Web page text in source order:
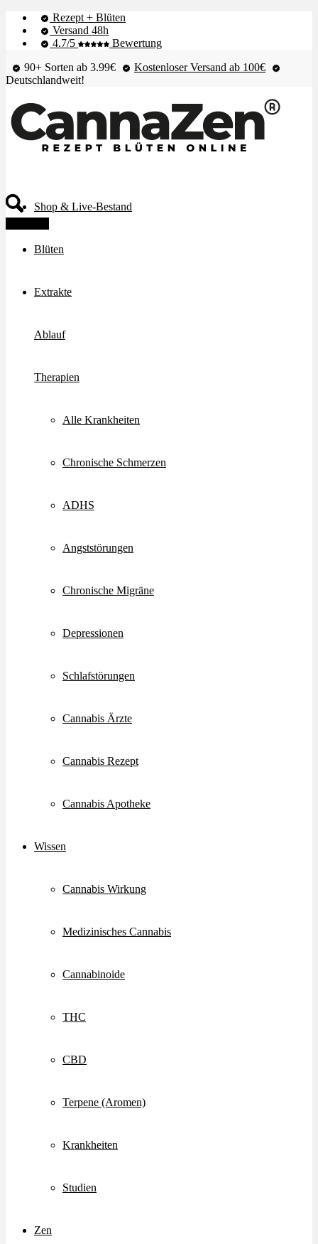
Rezept + Blüten
Versand 48h
4.7/5
Bewertung
90+ Sorten ab 3.99€
Kostenloser Versand ab 100€
Deutschlandweit!
Shop & Live-Bestand
Blüten
Extrakte
Ablauf
Therapien
Alle Krankheiten
Chronische Schmerzen
ADHS
Angststörungen
Chronische Migräne
Depressionen
Schlafstörungen
Cannabis Ärzte
Cannabis Rezept
Cannabis Apotheke
Wissen
Cannabis Wirkung
Medizinisches Cannabis
Cannabinoide
THC
CBD
Terpene (Aromen)
Krankheiten
Studien
Zen